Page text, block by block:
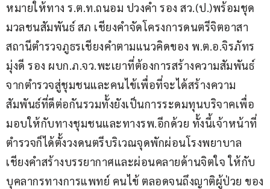
หมายให้ทาง ร.ต.ท.ถนอม ปวงคำ รอง สว.(ป.)พร้อมชุด
มวลชนสัมพันธ์ สภ เชียงคำจัดโครงการดนตรีจิตอาสา
สถานีตำรวจภูธรเชียงคำตามแนวคิดของ พ.ต.อ.จิรภัทร
มุ่งดี รอง ผบก.ภ.จว.พะเยาที่ต้องการสร้างความสัมพันธ์
จากตำรวจสู่ชุมชนและคนไข้เพื่อที่จะได้สร้างความ
สัมพันธ์ที่ดีต่อกันรวมทั้งยังเป็นการระดมทุนบริจาคเพื่อ
มอบให้กับทางชุมชนและทางรพ.อีกด้วย ทั้งนี้เจ้าหน้าที่
ตำรวจก็ได้ตั้งวงดนตรีบริเวณจุดพักผ่อนโรงพยาบาล
เชียงคำสร้างบรรยากาศและผ่อนคลายด้านจิตใจ ให้กับ
บุคลากรทางการแพทย์ คนไข้ ตลอดจนถึงญาติผู้ป่วย ของ